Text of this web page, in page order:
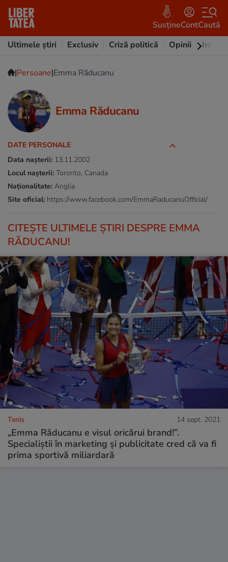
SusțineContCaută
Ultimele știri
Exclusiv Criză politică Opinii
|Persoane|Emma Răducanu
Emma Răducanu
DATE PERSONALE
Data nașterii: 13.11.2002
Locul nașterii: Toronto, Canada
Naționalitate: Anglia
Site oficial: https://www.facebook.com/EmmaRaducanuOfficial/
CITEŞTE ULTIMELE ŞTIRI DESPRE EMMA
RĂDUCANU!
Tenis 14 sept. 2021
„Emma Răducanu e visul oricărui brand!”.
Specialiștii în marketing și publicitate cred că va fi
prima sportivă miliardară